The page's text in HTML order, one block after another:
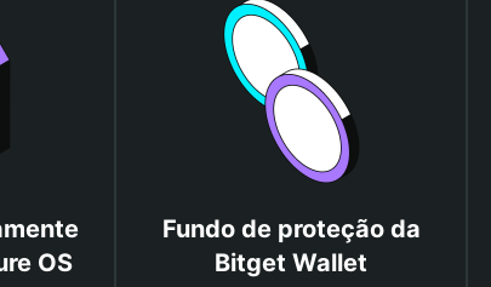
OS
Fundo de proteção da
Bitget Wallet